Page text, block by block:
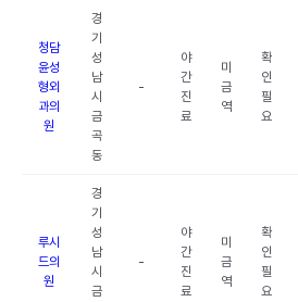
청담
윤성
형외
과의
원
경
기
성
남
시
금
곡
동
-
야
간
진
료
미
금
역
확
인
필
요
루시
드의
원
경
기
성
남
시
금
-
야
간
진
료
미
금
역
확
인
필
요